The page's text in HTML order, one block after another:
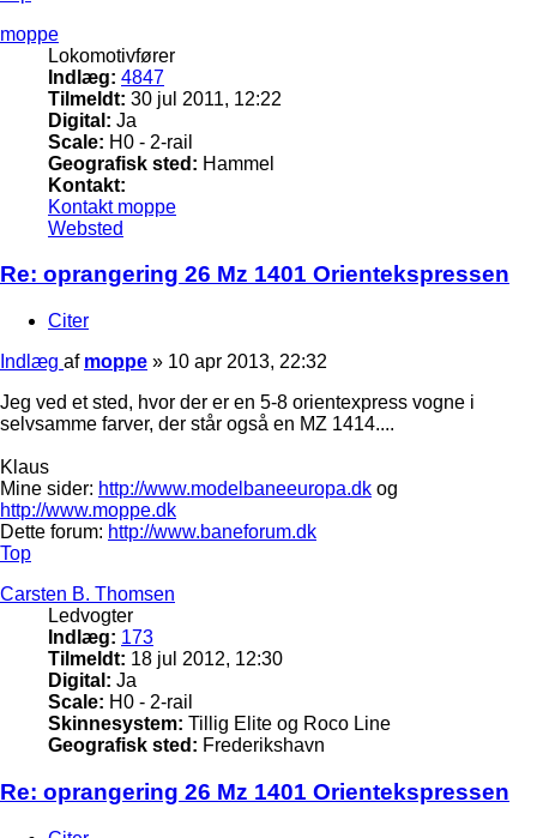
moppe
Lokomotivfører
Indlæg: 4847
Tilmeldt: 30 jul 2011, 12:22
Digital: Ja
Scale: H0 - 2-rail
Geografisk sted: Hammel
Kontakt:
Kontakt moppe
Websted
Re: oprangering 26 Mz 1401 Orientekspressen
Citer
Indlæg af moppe » 10 apr 2013, 22:32
Jeg ved et sted, hvor der er en 5-8 orientexpress vogne i
selvsamme farver, der står også en MZ 1414....
Klaus
Mine sider: http://www.modelbaneeuropa.dk og
http://www.moppe.dk
Dette forum: http://www.baneforum.dk
Top
Carsten B. Thomsen
Ledvogter
Indlæg: 173
Tilmeldt: 18 jul 2012, 12:30
Digital: Ja
Scale: H0 - 2-rail
Skinnesystem: Tillig Elite og Roco Line
Geografisk sted: Frederikshavn
Re: oprangering 26 Mz 1401 Orientekspressen